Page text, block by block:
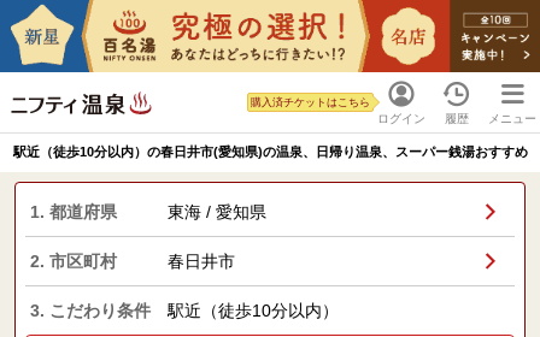
ログイン
購入済チケットはこちら
履歴 メニュー
駅近（徒歩10分以内）の春日井市(愛知県)の温泉、日帰り温泉、スーパー銭湯おすすめ
1. 都道府県 東海 / 愛知県
2. 市区町村 春日井市
3. こだわり条件 駅近（徒歩10分以内）